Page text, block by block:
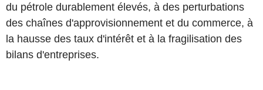
du pétrole durablement élevés, à des perturbations
des chaînes d'approvisionnement et du commerce, à
la hausse des taux d'intérêt et à la fragilisation des
bilans d'entreprises.